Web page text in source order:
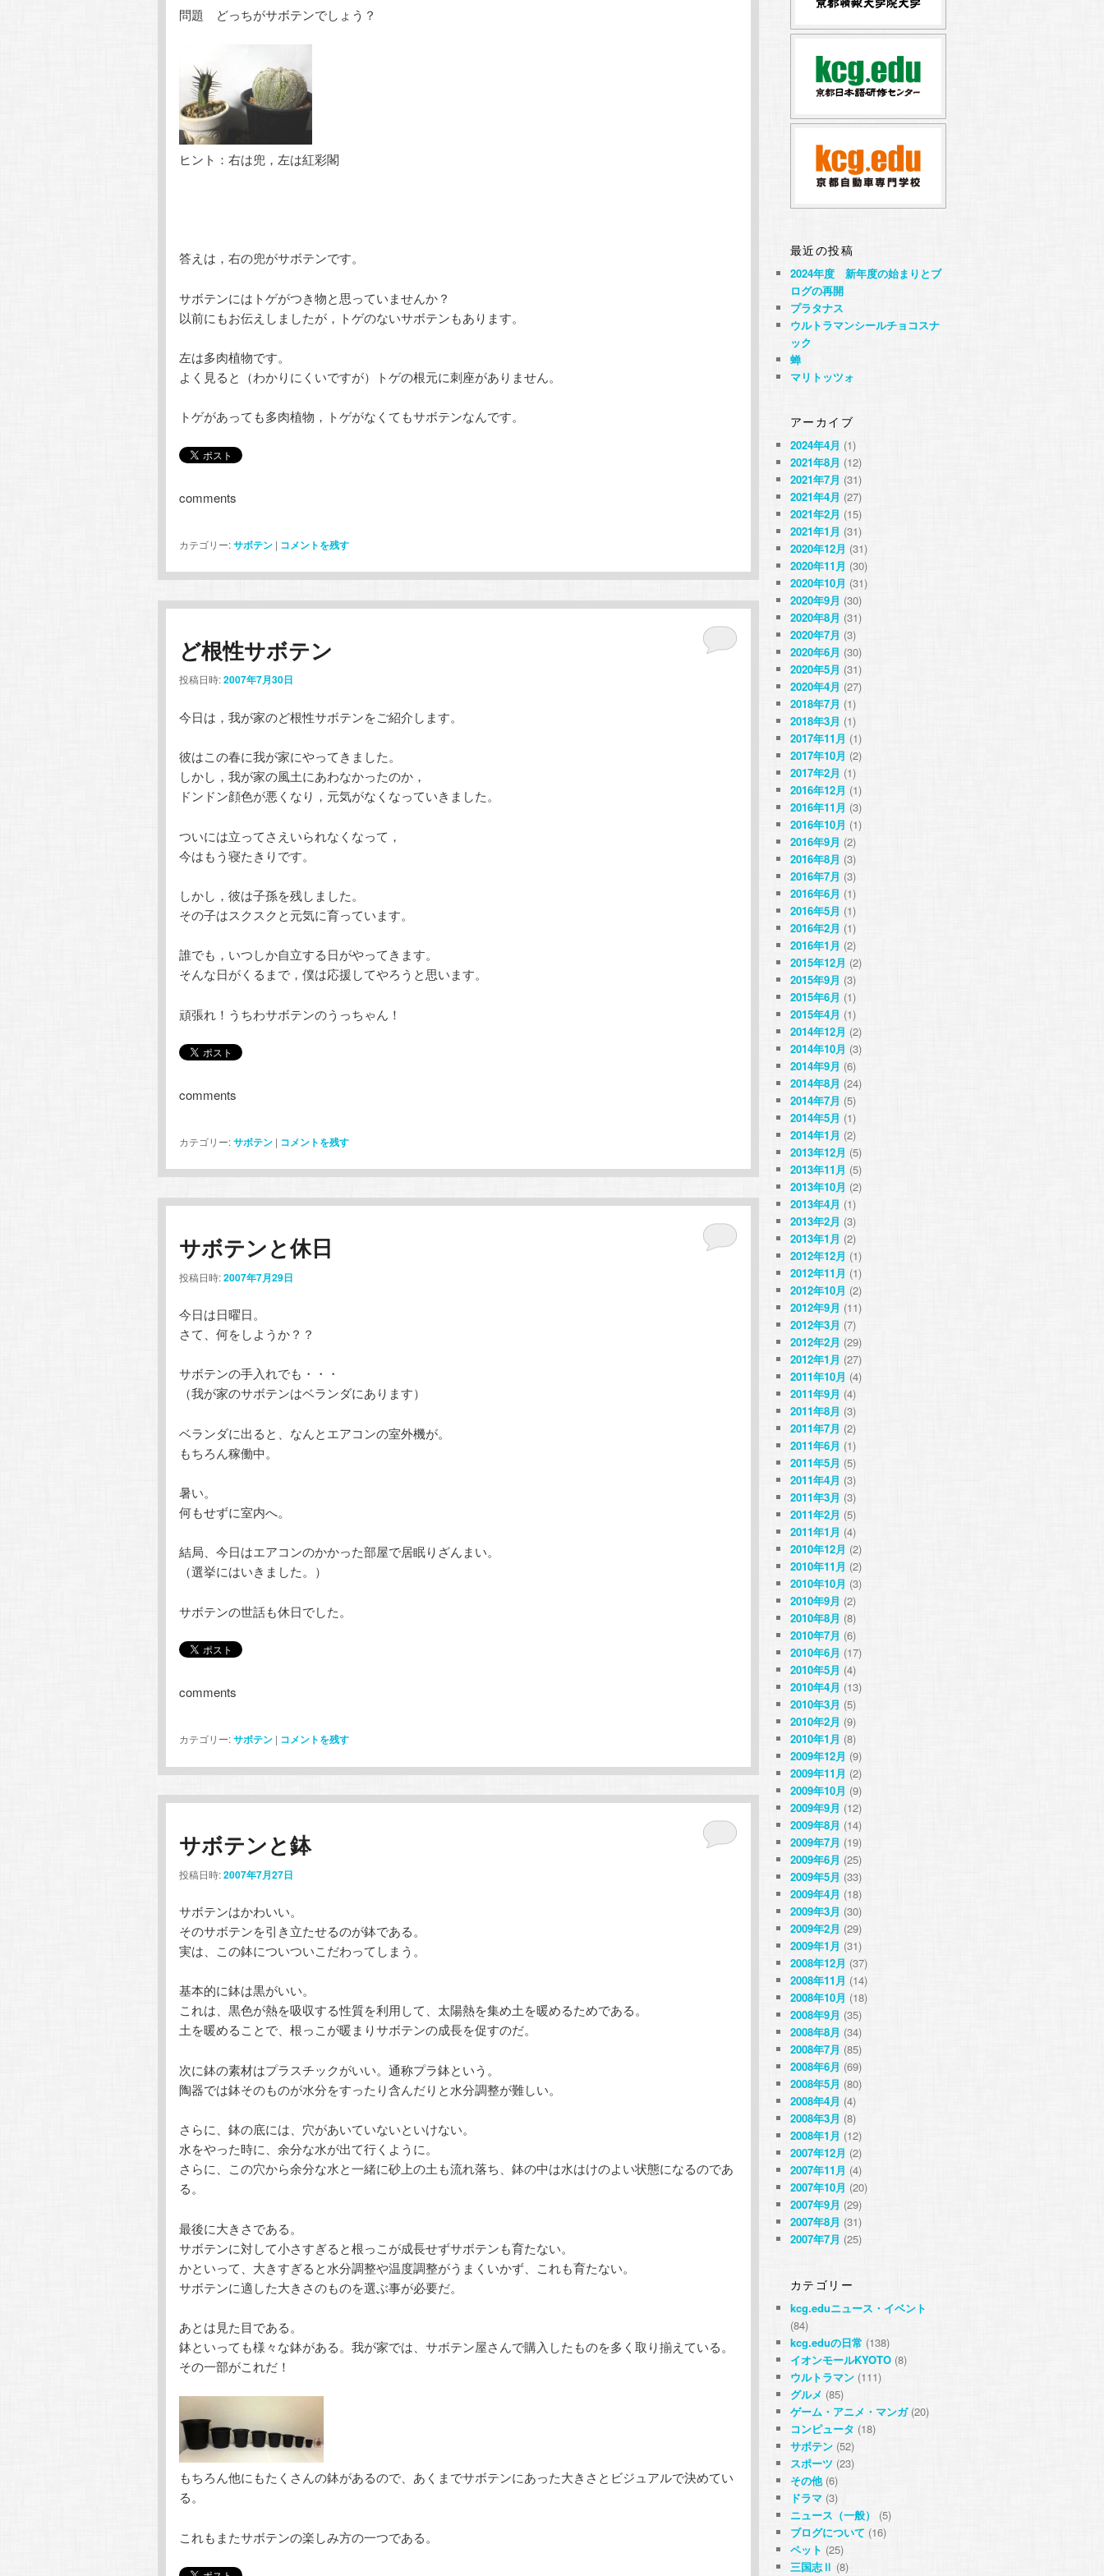
テ
ツ
へ
ン
へ
移
問題 どっちがサボテンでしょう？
ヒント：右は兜，左は紅彩閣
答えは，右の兜がサボテンです。
サボテンにはトゲがつき物と思っていませんか？
以前にもお伝えしましたが，トゲのないサボテンもあります。
左は多肉植物です。
よく見ると（わかりにくいですが）トゲの根元に刺座がありません。
トゲがあっても多肉植物，トゲがなくてもサボテンなんです。
comments
カテゴリー:サボテン | コメントを残す
ど根性サボテン
投稿日時:2007年7月30日
今日は，我が家のど根性サボテンをご紹介します。
彼はこの春に我が家にやってきました。
しかし，我が家の風土にあわなかったのか，
ドンドン顔色が悪くなり，元気がなくなっていきました。
ついには立ってさえいられなくなって，
今はもう寝たきりです。
しかし，彼は子孫を残しました。
その子はスクスクと元気に育っています。
誰でも，いつしか自立する日がやってきます。
そんな日がくるまで，僕は応援してやろうと思います。
頑張れ！うちわサボテンのうっちゃん！
comments
カテゴリー:サボテン | コメントを残す
サボテンと休日
投稿日時:2007年7月29日
今日は日曜日。
さて、何をしようか？？
サボテンの手入れでも・・・
（我が家のサボテンはベランダにあります）
ベランダに出ると、なんとエアコンの室外機が。
もちろん稼働中。
暑い。
何もせずに室内へ。
結局、今日はエアコンのかかった部屋で居眠りざんまい。
（選挙にはいきました。）
サボテンの世話も休日でした。
comments
カテゴリー:サボテン | コメントを残す
サボテンと鉢
投稿日時:2007年7月27日
サボテンはかわいい。
そのサボテンを引き立たせるのが鉢である。
実は、この鉢についついこだわってしまう。
基本的に鉢は黒がいい。
これは、黒色が熱を吸収する性質を利用して、太陽熱を集め土を暖めるためである。
土を暖めることで、根っこが暖まりサボテンの成長を促すのだ。
次に鉢の素材はプラスチックがいい。通称プラ鉢という。
陶器では鉢そのものが水分をすったり含んだりと水分調整が難しい。
さらに、鉢の底には、穴があいていないといけない。
水をやった時に、余分な水が出て行くように。
さらに、この穴から余分な水と一緒に砂上の土も流れ落ち、鉢の中は水はけのよい状態になるのであ
る。
最後に大きさである。
サボテンに対して小さすぎると根っこが成長せずサボテンも育たない。
かといって、大きすぎると水分調整や温度調整がうまくいかず、これも育たない。
サボテンに適した大きさのものを選ぶ事が必要だ。
あとは見た目である。
鉢といっても様々な鉢がある。我が家では、サボテン屋さんで購入したものを多く取り揃えている。
その一部がこれだ！
もちろん他にもたくさんの鉢があるので、あくまでサボテンにあった大きさとビジュアルで決めてい
る。
これもまたサボテンの楽しみ方の一つである。
最近の投稿
2024年度 新年度の始まりとブ
ログの再開
プラタナス
ウルトラマンシールチョコスナ
ック
蝉
マリトッツォ
アーカイブ
2024年4月 (1)
2021年8月 (12)
2021年7月 (31)
2021年4月 (27)
2021年2月 (15)
2021年1月 (31)
2020年12月 (31)
2020年11月 (30)
2020年10月 (31)
2020年9月 (30)
2020年8月 (31)
2020年7月 (3)
2020年6月 (30)
2020年5月 (31)
2020年4月 (27)
2018年7月 (1)
2018年3月 (1)
2017年11月 (1)
2017年10月 (2)
2017年2月 (1)
2016年12月 (1)
2016年11月 (3)
2016年10月 (1)
2016年9月 (2)
2016年8月 (3)
2016年7月 (3)
2016年6月 (1)
2016年5月 (1)
2016年2月 (1)
2016年1月 (2)
2015年12月 (2)
2015年9月 (3)
2015年6月 (1)
2015年4月 (1)
2014年12月 (2)
2014年10月 (3)
2014年9月 (6)
2014年8月 (24)
2014年7月 (5)
2014年5月 (1)
2014年1月 (2)
2013年12月 (5)
2013年11月 (5)
2013年10月 (2)
2013年4月 (1)
2013年2月 (3)
2013年1月 (2)
2012年12月 (1)
2012年11月 (1)
2012年10月 (2)
2012年9月 (11)
2012年3月 (7)
2012年2月 (29)
2012年1月 (27)
2011年10月 (4)
2011年9月 (4)
2011年8月 (3)
2011年7月 (2)
2011年6月 (1)
2011年5月 (5)
2011年4月 (3)
2011年3月 (3)
2011年2月 (5)
2011年1月 (4)
2010年12月 (2)
2010年11月 (2)
2010年10月 (3)
2010年9月 (2)
2010年8月 (8)
2010年7月 (6)
2010年6月 (17)
2010年5月 (4)
2010年4月 (13)
2010年3月 (5)
2010年2月 (9)
2010年1月 (8)
2009年12月 (9)
2009年11月 (2)
2009年10月 (9)
2009年9月 (12)
2009年8月 (14)
2009年7月 (19)
2009年6月 (25)
2009年5月 (33)
2009年4月 (18)
2009年3月 (30)
2009年2月 (29)
2009年1月 (31)
2008年12月 (37)
2008年11月 (14)
2008年10月 (18)
2008年9月 (35)
2008年8月 (34)
2008年7月 (85)
2008年6月 (69)
2008年5月 (80)
2008年4月 (4)
2008年3月 (8)
2008年1月 (12)
2007年12月 (2)
2007年11月 (4)
2007年10月 (20)
2007年9月 (29)
2007年8月 (31)
2007年7月 (25)
カテゴリー
kcg.eduニュース・イベント
(84)
kcg.eduの日常 (138)
イオンモールKYOTO (8)
ウルトラマン (111)
グルメ (85)
ゲーム・アニメ・マンガ(20)
コンピュータ (18)
サボテン (52)
スポーツ (23)
その他(6)
ドラマ (3)
ニュース（一般）
(5)
ブログについて (16)
ペット (25)
三国志Ⅱ (8)